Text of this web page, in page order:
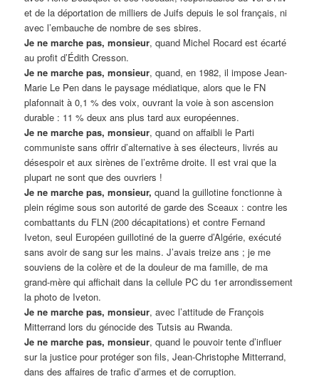
et de la déportation de milliers de Juifs depuis le sol français, ni
avec l’embauche de nombre de ses sbires.
Je ne marche pas, monsieur, quand Michel Rocard est écarté
au profit d’Édith Cresson.
Je ne marche pas, monsieur, quand, en 1982, il impose Jean-
Marie Le Pen dans le paysage médiatique, alors que le FN
plafonnait à 0,1 % des voix, ouvrant la voie à son ascension
durable : 11 % deux ans plus tard aux européennes.
Je ne marche pas, monsieur, quand on affaibli le Parti
communiste sans offrir d’alternative à ses électeurs, livrés au
désespoir et aux sirènes de l’extrême droite. Il est vrai que la
plupart ne sont que des ouvriers !
Je ne marche pas, monsieur, quand la guillotine fonctionne à
plein régime sous son autorité de garde des Sceaux : contre les
combattants du FLN (200 décapitations) et contre Fernand
Iveton, seul Européen guillotiné de la guerre d’Algérie, exécuté
sans avoir de sang sur les mains. J’avais treize ans ; je me
souviens de la colère et de la douleur de ma famille, de ma
grand-mère qui affichait dans la cellule PC du 1er arrondissement
la photo de Iveton.
Je ne marche pas, monsieur, avec l’attitude de François
Mitterrand lors du génocide des Tutsis au Rwanda.
Je ne marche pas, monsieur, quand le pouvoir tente d’influer
sur la justice pour protéger son fils, Jean-Christophe Mitterrand,
dans des affaires de trafic d’armes et de corruption.